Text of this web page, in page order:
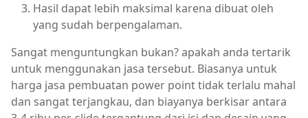
Hasil dapat lebih maksimal karena dibuat oleh
yang sudah berpengalaman.
Sangat menguntungkan bukan? apakah anda tertarik
untuk menggunakan jasa tersebut. Biasanya untuk
harga jasa pembuatan power point tidak terlalu mahal
dan sangat terjangkau, dan biayanya berkisar antara